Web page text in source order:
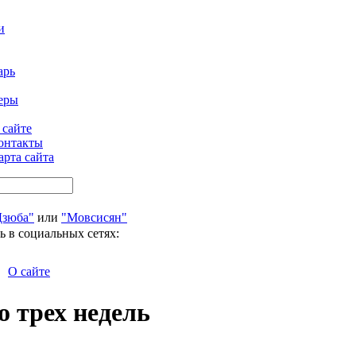
сайта
или "Мовсисян"
в социальных сетях:
О сайте
трех недель